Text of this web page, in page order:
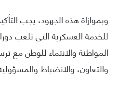
وبموازاة هذه الجهود، يجب
للخدمة العسكرية التي تلعب
المواطنة والانتماء للوطن مع
والتعاون، والانضباط